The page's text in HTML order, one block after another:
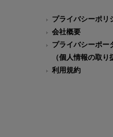
プライバシーポリ
会社概要
プライバシーポー
（個人情報の取り
利用規約